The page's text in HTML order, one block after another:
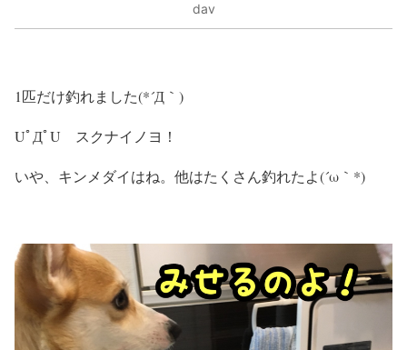
dav
1匹だけ釣れました(*´Д｀)
UﾟДﾟU スクナイノヨ！
いや、キンメダイはね。他はたくさん釣れたよ(´ω｀*)